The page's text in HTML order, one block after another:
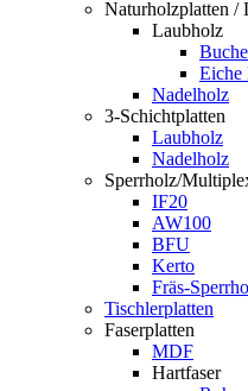
Naturholzplatten /
Laubholz
Eiche
Nadelholz
3-Schichtplatten
Laubholz
Nadelholz
Sperrholz/
IF20
AW100
BFU
Kerto
Fräs-
Tischlerplatten
Faserplatten
MDF
Hartfaser